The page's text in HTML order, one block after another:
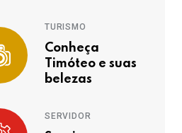
TURISMO
Conheça
Timóteo e suas
belezas
SERVIDOR